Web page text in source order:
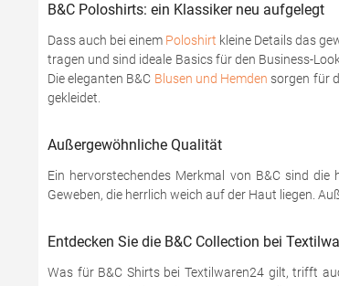
B&C Poloshirts: ein Klassiker neu aufgelegt
Dass auch bei einem Poloshirt kleine Details das
tragen und sind ideale Basics für den Business-
Die eleganten B&C Blusen und Hemden sorgen für
gekleidet.
Außergewöhnliche Qualität
Ein hervorstechendes Merkmal von B&C sind
Geweben, die herrlich weich auf der Haut liegen.
Entdecken Sie die B&C Collection bei
Was für B&C Shirts bei Textilwaren24 gilt, trifft